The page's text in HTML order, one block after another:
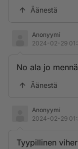
Äänestä
Anonyymi
2024-02-29
No ala jo
Äänestä
Anonyymi
2024-02-29
Tyypillinen